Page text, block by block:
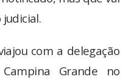
com a delegação
Grande no